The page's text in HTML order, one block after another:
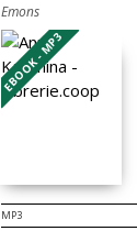
Emons
EBOOK - MP3
MP3